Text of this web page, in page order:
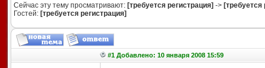
Сейчас эту тему просматривают: [требуется регистрация] -> [требуется
Гостей: [требуется регистрация]
#1 Добавлено: 10 января 2008 15:59